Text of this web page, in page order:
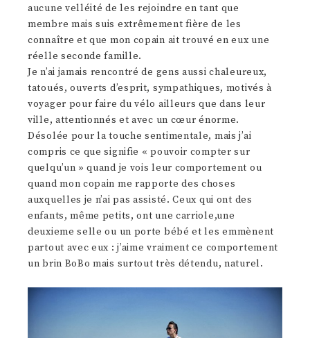
aucune velléité de les rejoindre en tant que
membre mais suis extrêmement fière de les
connaître et que mon copain ait trouvé en eux une
réelle seconde famille.
Je n’ai jamais rencontré de gens aussi chaleureux,
tatoués, ouverts d’esprit, sympathiques, motivés à
voyager pour faire du vélo ailleurs que dans leur
ville, attentionnés et avec un cœur énorme.
Désolée pour la touche sentimentale, mais j’ai
compris ce que signifie « pouvoir compter sur
quelqu’un » quand je vois leur comportement ou
quand mon copain me rapporte des choses
auxquelles je n’ai pas assisté. Ceux qui ont des
enfants, même petits, ont une carriole,une
deuxieme selle ou un porte bébé et les emmènent
partout avec eux : j’aime vraiment ce comportement
un brin BoBo mais surtout très détendu, naturel.